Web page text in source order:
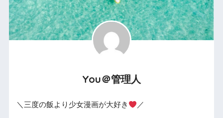
You＠管理人
＼三度の飯より少女漫画が大好き ／